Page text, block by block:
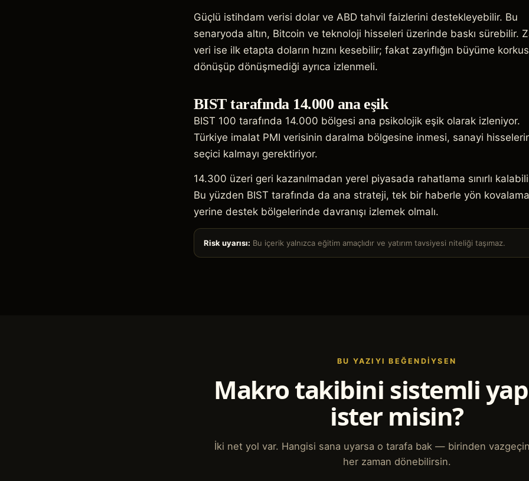
Güçlü istihdam verisi dolar ve ABD tahvil faizlerini destekleyebilir. Bu
senaryoda altın, Bitcoin ve teknoloji hisseleri üzerinde baskı sürebilir.
veri ise ilk etapta doların hızını kesebilir; fakat zayıflığın büyüme
dönüşüp dönüşmediği ayrıca izlenmeli.
BIST tarafında 14.000 ana eşik
BIST 100 tarafında 14.000 bölgesi ana psikolojik eşik olarak izleniyor.
Türkiye imalat PMI verisinin daralma bölgesine inmesi, sanayi
seçici kalmayı gerektiriyor.
14.300 üzeri geri kazanılmadan yerel piyasada rahatlama sınırlı
Bu yüzden BIST tarafında da ana strateji, tek bir haberle yön
yerine destek bölgelerinde davranışı izlemek olmalı.
Risk uyarısı: Bu içerik yalnızca eğitim amaçlıdır ve yatırım tavsiyesi niteliği taşımaz.
BU YAZIYI BEĞENDIYSEN
Makro takibini sistemli
ister misin?
İki net yol var. Hangisi sana uyarsa o tarafa bak — birinden
her zaman dönebilirsin.